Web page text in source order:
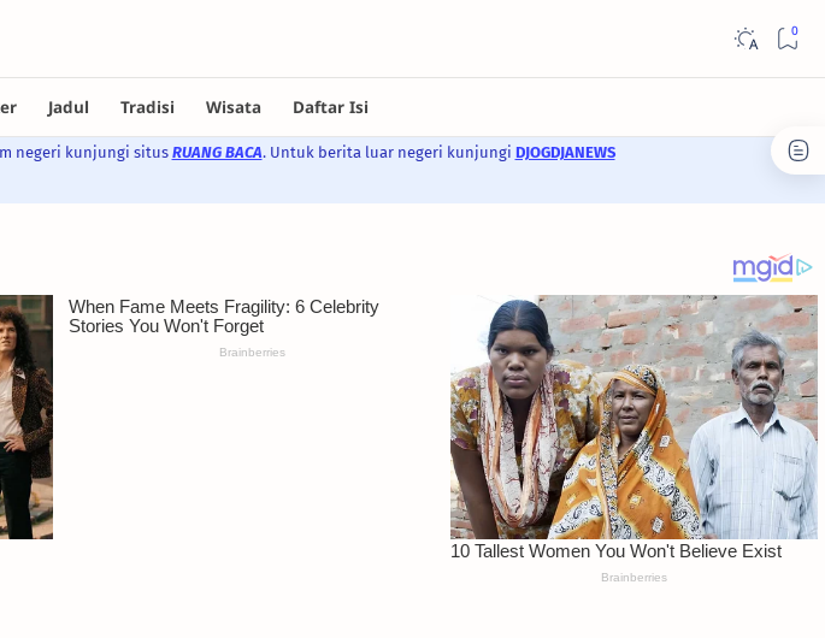
negeri kunjungi situsRUANG BACA. Untuk berita luar negeri kunjungi DJOGDJANEWS